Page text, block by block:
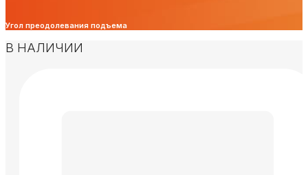
Угол преодолевания подъема
В НАЛИЧИИ